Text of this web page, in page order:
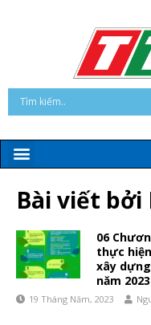
Bài viết bởi
06
thực
xây
năm
19 Tháng Năm, 2023